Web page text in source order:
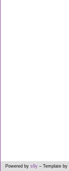
Powered by s9y – Template by